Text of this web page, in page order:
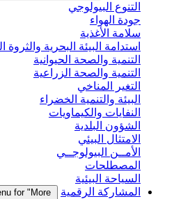
التنوع البيولوجي
جودة الهواء
سلامة الأغذية
استدامة البيئة البحرية والثروة
التنمية والصحة الحيوانية
التنمية والصحة الزراعية
التغير المناخي
البيئة والتنمية الخضراء
النفايات والكيماويات
الشؤون البلدية
الامتثال البيئي
الأمــن البيولوجــي
المصطلحات
السياحة البيئية
المشاركة الرقمية
for "More"